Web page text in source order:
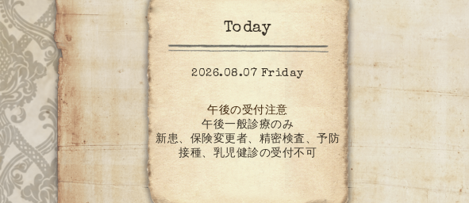
Today
2026.08.07 Friday
午後の受付注意
午後一般診療のみ
新患、保険変更者、精密検査、予防
接種、乳児健診の受付不可